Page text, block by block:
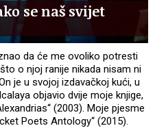
se naš svijet
da će me ovoliko potresti
o njoj ranije nikada nisam ni
je u svojoj izdavačkoj kući, u
objavio dvije moje knjige,
(2003). Moje pjesme
Poets Antology“ (2015).